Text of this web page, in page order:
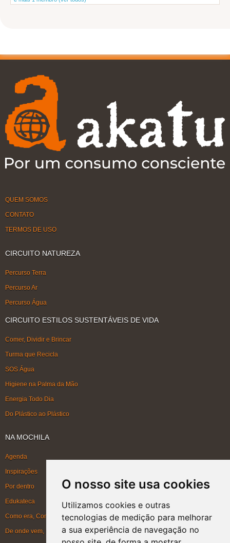
O nosso site usa cookies
Utilizamos cookies e outras
tecnologias de medição para melhorar
a sua experiência de navegação no
QUEM SOMOS
CONTATO
TERMOS DE USO
CIRCUITO NATUREZA
Percurso Terra
Percurso Ar
Percurso Água
CIRCUITO ESTILOS SUSTENTÁVEIS DE VIDA
Comer, Dividir e Brincar
Turma que Recicla
SOS Água
Higiene na Palma da Mão
Energia Todo Dia
Do Plástico ao Plástico
NA MOCHILA
Agenda
Inspirações
Por dentro
Edukateca
Como era, Como ficou, Como será
De onde vem, Para onde vai